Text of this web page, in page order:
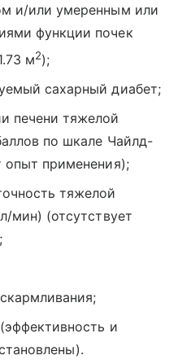
и/или умеренным или
функции почек
м2);
сахарный диабет;
печени тяжелой
по шкале Чайлд-
опыт применения);
тяжелой
мин) (отсутствует
и